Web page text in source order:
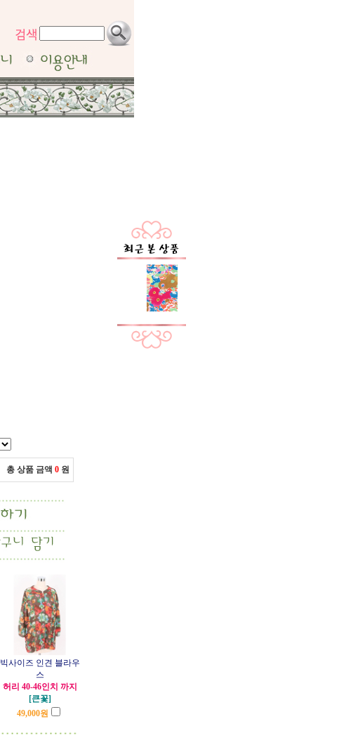
총 상품 금액 0 원
빅사이즈 인견 블라우
스
허리 40-46인치 까지
[큰꽃]
49,000원